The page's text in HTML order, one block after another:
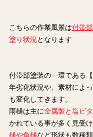
こちらの作業風景は付帯
塗り状況 となります
付帯部塗装の一環である【
年劣化状況や、素材によ
も変化してきます。
雨樋は主に金属製と塩ビ
かれている事が多く見受
樋や角樋など形状も数種